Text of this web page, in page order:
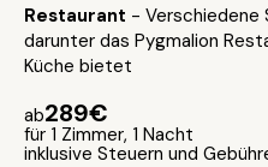
Restaurant - Verschiedene
darunter das Pygmalion
Küche bietet
ab289€
für 1 Zimmer, 1 Nacht
inklusive Steuern und